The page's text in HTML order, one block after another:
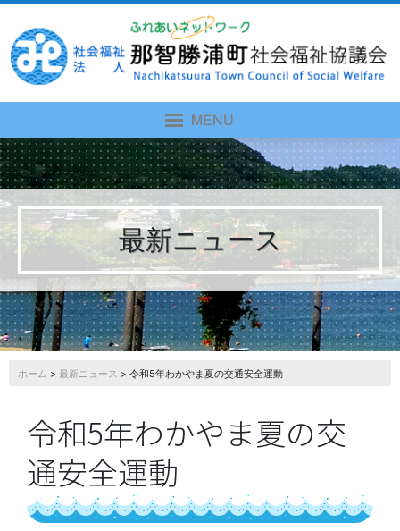
最新ニュース
ホーム > 最新ニュース > 令和5年わかやま夏の交通安全運動
令和5年わかやま夏の交
通安全運動